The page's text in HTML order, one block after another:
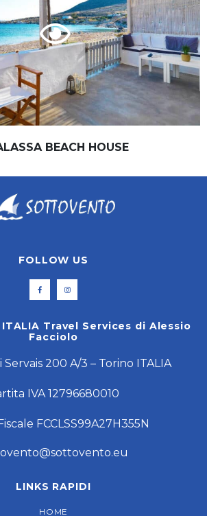
BEACH HOUSE
FOLLOW US
ITALIA Travel Services di Alessio
Facciolo
Servais 200 A/3 – Torino ITALIA
IVA 12796680010
FCCLSS99A27H355N
LINKS RAPIDI
HOME